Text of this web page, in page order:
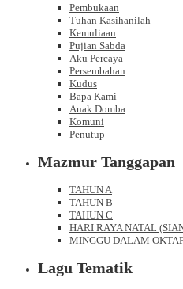
Pembukaan
Tuhan Kasihanilah
Kemuliaan
Pujian Sabda
Aku Percaya
Persembahan
Kudus
Bapa Kami
Anak Domba
Komuni
Penutup
Mazmur Tanggapan
TAHUN A
TAHUN B
TAHUN C
HARI RAYA NATAL
MINGGU DALAM
Lagu Tematik